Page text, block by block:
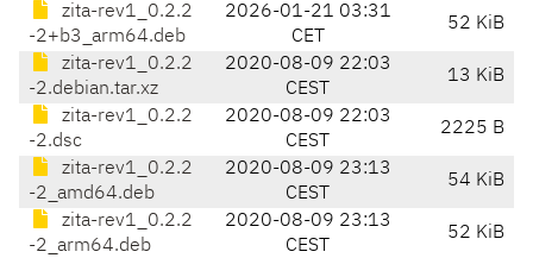
zita-rev1_0.2.2
-2+b3_arm64.deb
2026-01-21 03:31
CET
52 KiB
zita-rev1_0.2.2
-2.debian.tar.xz
2020-08-09 22:03
CEST
13 KiB
zita-rev1_0.2.2
-2.dsc
2020-08-09 22:03
CEST
2225 B
zita-rev1_0.2.2
-2_amd64.deb
2020-08-09 23:13
CEST
54 KiB
zita-rev1_0.2.2
-2_arm64.deb
2020-08-09 23:13
CEST
52 KiB